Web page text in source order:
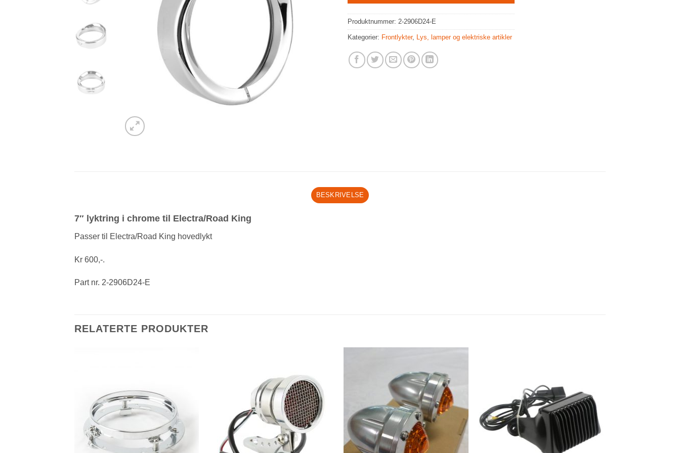
Produktnummer: 2-2906D24-E
Kategorier: Frontlykter, Lys, lamper og elektriske artikler
BESKRIVELSE
7″ lyktring i chrome til Electra/Road King
Passer til Electra/Road King hovedlykt
Kr 600,-.
Part nr. 2-2906D24-E
RELATERTE PRODUKTER